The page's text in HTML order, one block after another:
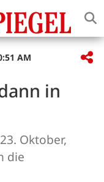
AM
in
Oktober,
die